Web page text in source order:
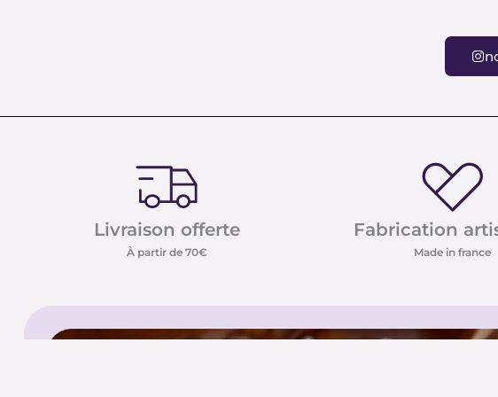
Livraison offerte
À partir de 70€
Fabrication
Made in france